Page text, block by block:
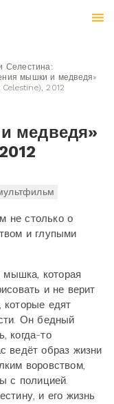
Селестина:
мышки и медведя»
2012
медведя»
не столько о
и глупыми
которая
и не верит
едят
Он бедный
когда-то
ведёт образ жизни
воровством,
с полицией.
и его жизнь